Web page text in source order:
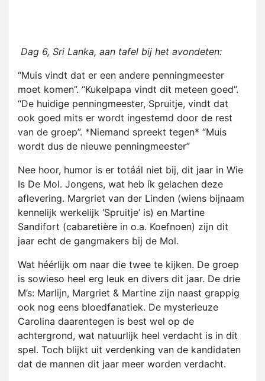
Dag 6, Sri Lanka, aan tafel bij het avondeten:
“Muis vindt dat er een andere penningmeester
moet komen”. “Kukelpapa vindt dit meteen goed”.
“De huidige penningmeester, Spruitje, vindt dat
ook goed mits er wordt ingestemd door de rest
van de groep”. *Niemand spreekt tegen* “Muis
wordt dus de nieuwe penningmeester”
Nee hoor, humor is er totáál niet bij, dit jaar in Wie
Is De Mol. Jongens, wat heb ík gelachen deze
aflevering. Margriet van der Linden (wiens bijnaam
kennelijk werkelijk ‘Spruitje’ is) en Martine
Sandifort (cabaretière in o.a. Koefnoen) zijn dit
jaar echt de gangmakers bij de Mol.
Wat héérlijk om naar die twee te kijken. De groep
is sowieso heel erg leuk en divers dit jaar. De drie
M’s: Marlijn, Margriet & Martine zijn naast grappig
ook nog eens bloedfanatiek. De mysterieuze
Carolina daarentegen is best wel op de
achtergrond, wat natuurlijk heel verdacht is in dit
spel. Toch blijkt uit verdenking van de kandidaten
dat de mannen dit jaar meer worden verdacht.